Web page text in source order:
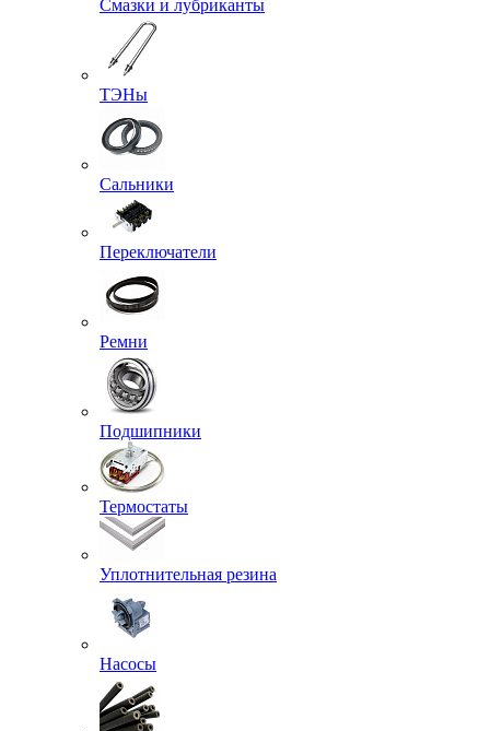
Смазки и лубриканты
ТЭНы
Сальники
Переключатели
Ремни
Подшипники
Термостаты
Уплотнительная резина
Насосы